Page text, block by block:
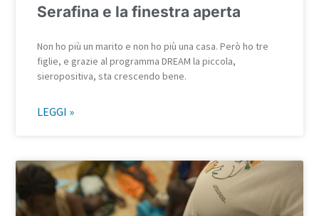
Serafina e la finestra aperta
Non ho più un marito e non ho più una casa. Però ho tre
figlie, e grazie al programma DREAM la piccola,
sieropositiva, sta crescendo bene.
LEGGI »